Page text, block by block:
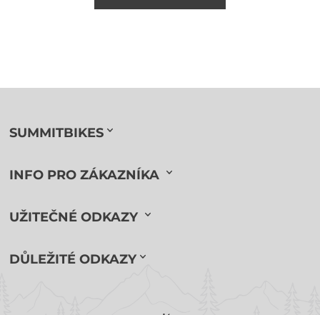
SUMMITBIKES
INFO PRO ZÁKAZNÍKA
UŽITEČNÉ ODKAZY
DŮLEŽITÉ ODKAZY